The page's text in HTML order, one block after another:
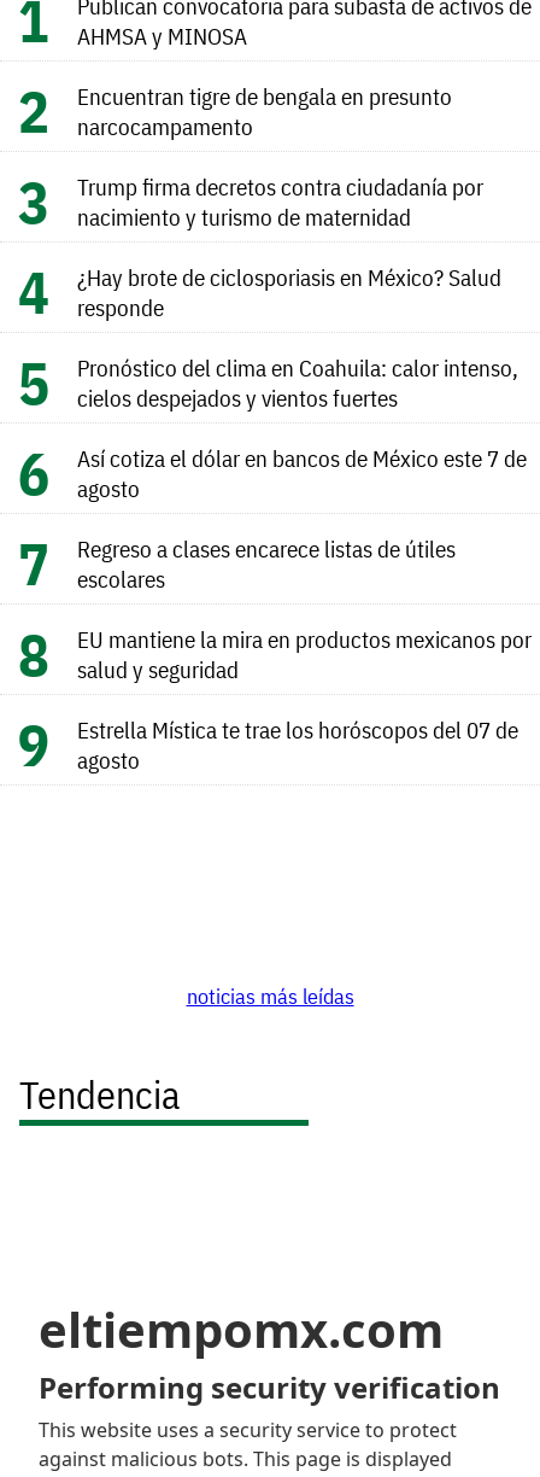
AHMSA y MINOSA
Encuentran tigre de bengala en presunto
narcocampamento
Trump firma decretos contra ciudadanía por
nacimiento y turismo de maternidad
¿Hay brote de ciclosporiasis en México? Salud
responde
Pronóstico del clima en Coahuila: calor intenso,
cielos despejados y vientos fuertes
Así cotiza el dólar en bancos de México este 7 de
agosto
Regreso a clases encarece listas de útiles
escolares
EU mantiene la mira en productos mexicanos por
salud y seguridad
Estrella Mística te trae los horóscopos del 07 de
agosto
noticias más leídas
Tendencia